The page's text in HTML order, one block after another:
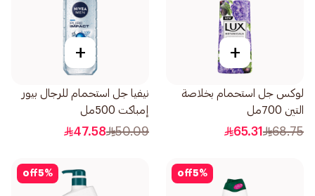
+
لوكس جل استحمام بخلاصة
التين 700مل
68.75
65.31
+
نيفيا جل استحمام للرجال بيور
إمباكت 500مل
50.09
47.58
5%
off
5%
off